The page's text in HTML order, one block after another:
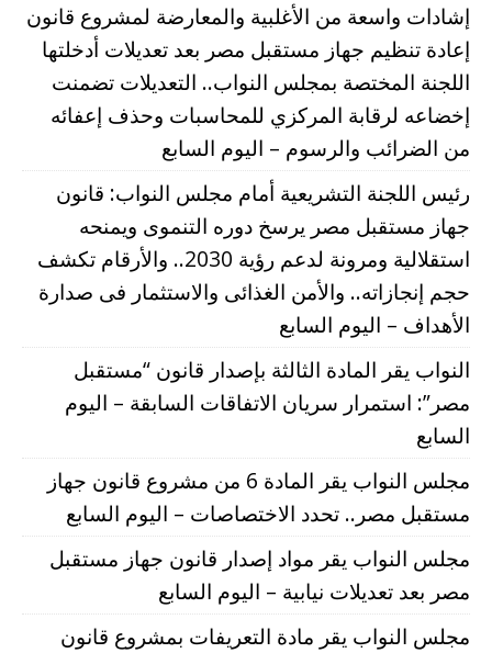
إشادات واسعة من الأغلبية والمعارضة لمشروع قانون
إعادة تنظيم جهاز مستقبل مصر بعد تعديلات أدخلتها
اللجنة المختصة بمجلس النواب.. التعديلات تضمنت
إخضاعه لرقابة المركزي للمحاسبات وحذف إعفائه
من الضرائب والرسوم – اليوم السابع
رئيس اللجنة التشريعية أمام مجلس النواب: قانون
جهاز مستقبل مصر يرسخ دوره التنموى ويمنحه
استقلالية ومرونة لدعم رؤية 2030.. والأرقام تكشف
حجم إنجازاته.. والأمن الغذائى والاستثمار فى صدارة
الأهداف – اليوم السابع
النواب يقر المادة الثالثة بإصدار قانون “مستقبل
مصر”: استمرار سريان الاتفاقات السابقة – اليوم
السابع
مجلس النواب يقر المادة 6 من مشروع قانون جهاز
مستقبل مصر.. تحدد الاختصاصات – اليوم السابع
مجلس النواب يقر مواد إصدار قانون جهاز مستقبل
مصر بعد تعديلات نيابية – اليوم السابع
مجلس النواب يقر مادة التعريفات بمشروع قانون